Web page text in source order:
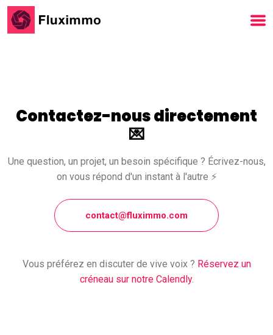
Contactez-nous directement
💌
Une question, un projet, un besoin spécifique ? Écrivez-nous,
on vous répond d'un instant à l'autre ⚡️
contact@fluximmo.com
Vous préférez en discuter de vive voix ? Réservez un
créneau sur notre Calendly.